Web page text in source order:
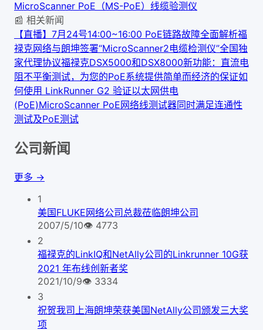
MicroScanner PoE（MS-PoE）线缆验测仪
📰 相关新闻
【直播】7月24号14:00~16:00 PoE链路故障全面解析福
禄克网络与朗坤签署“MicroScanner2电缆检测仪”全国独
家代理协议福禄克DSX5000和DSX8000新功能：直流电
阻不平衡测试，为您的PoE系统提供简单而经济的保证如
何使用 LinkRunner G2 验证以太网供电
(PoE)MicroScanner PoE网络线测试器同时满足连通性
测试及PoE测试
公司新闻
更多 →
1
美国FLUKE网络公司总裁莅临朗坤公司
2007/5/10👁 4773
2
福禄克的LinkIQ和NetAlly公司的Linkrunner 10G获
2021 年布线创新者奖
2021/10/9👁 3334
3
祝贺我司上海朗坤荣获美国NetAlly公司颁发三大奖
项